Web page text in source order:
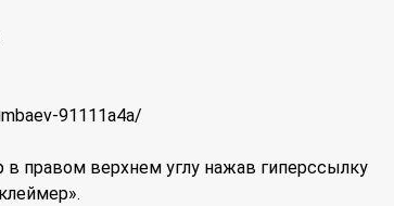
91111a4a/
верхнем углу нажав гиперссылку